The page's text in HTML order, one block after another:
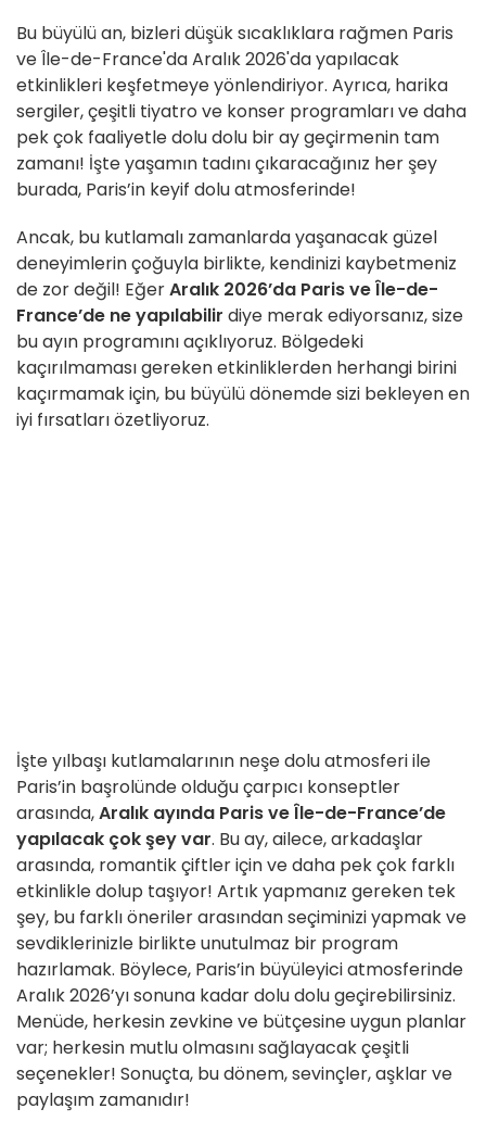
Bu büyülü an, bizleri düşük sıcaklıklara rağmen Paris
ve Île-de-France'da Aralık 2026'da yapılacak
etkinlikleri keşfetmeye yönlendiriyor. Ayrıca, harika
sergiler, çeşitli tiyatro ve konser programları ve daha
pek çok faaliyetle dolu dolu bir ay geçirmenin tam
zamanı! İşte yaşamın tadını çıkaracağınız her şey
burada, Paris’in keyif dolu atmosferinde!
Ancak, bu kutlamalı zamanlarda yaşanacak güzel
deneyimlerin çoğuyla birlikte, kendinizi kaybetmeniz
de zor değil! EğerAralık 2026’da Paris ve Île-de-
France’de ne yapılabilir diye merak ediyorsanız, size
bu ayın programını açıklıyoruz. Bölgedeki
kaçırılmaması gereken etkinliklerden herhangi birini
kaçırmamak için, bu büyülü dönemde sizi bekleyen en
iyi fırsatları özetliyoruz.
İşte yılbaşı kutlamalarının neşe dolu atmosferi ile
Paris’in başrolünde olduğu çarpıcı konseptler
arasında,Aralık ayında Paris ve Île-de-France’de
yapılacak çok şey var. Bu ay, ailece, arkadaşlar
arasında, romantik çiftler için ve daha pek çok farklı
etkinlikle dolup taşıyor! Artık yapmanız gereken tek
şey, bu farklı öneriler arasından seçiminizi yapmak ve
sevdiklerinizle birlikte unutulmaz bir program
hazırlamak. Böylece, Paris’in büyüleyici atmosferinde
Aralık 2026’yı sonuna kadar dolu dolu geçirebilirsiniz.
Menüde, herkesin zevkine ve bütçesine uygun planlar
var; herkesin mutlu olmasını sağlayacak çeşitli
seçenekler! Sonuçta, bu dönem, sevinçler, aşklar ve
paylaşım zamanıdır!